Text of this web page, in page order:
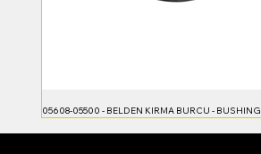
05608-05500 - BELDEN KIRMA BURCU - BUSHING